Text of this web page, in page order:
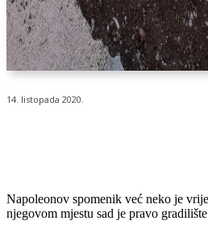
14. listopada 2020.
Napoleonov spomenik već neko je
njegovom mjestu sad je pravo